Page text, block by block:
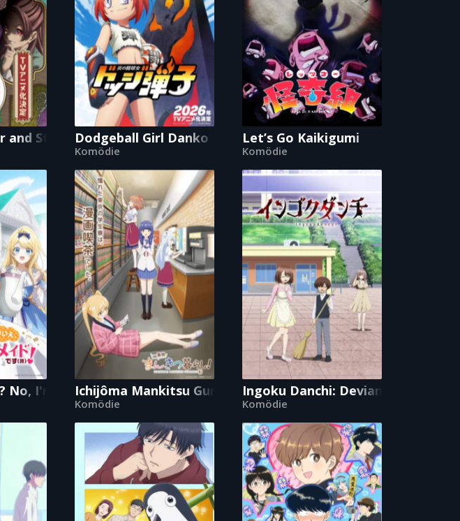
and Stepsisters Aren't Wicked
Dodgeball Girl Danko
Komödie
Let’s Go Kaikigumi
Komödie
No, I'm an All-Works Maid (And Proud of It)!
Ichijôma Mankitsu Gurashi!
Komödie
Ingoku Danchi: Deviant’s
Komödie